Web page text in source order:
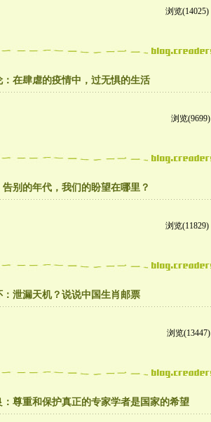
浏览(14025)
：在肆虐的疫情中，过无惧的生活
浏览(9699)
告别的年代，我们的盼望在哪里？
浏览(11829)
：泄漏天机？说说中国生肖邮票
浏览(13447)
：尊重和保护真正的专家学者是国家的希望